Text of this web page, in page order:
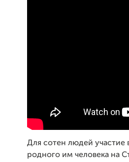
Для сотен людей
родного им человека на